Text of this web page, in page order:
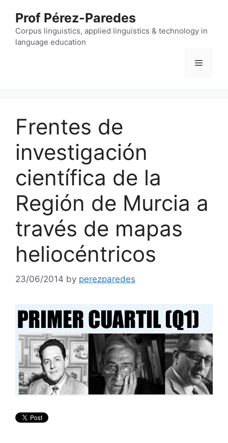
content
Prof Pérez-Paredes
Corpus linguistics, applied linguistics & technology in
language education
Menu
Frentes de
investigación
científica de la
Región de Murcia a
través de mapas
heliocéntricos
23/06/2014 by perezparedes